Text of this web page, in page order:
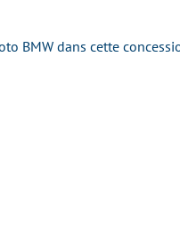
BMW dans cette